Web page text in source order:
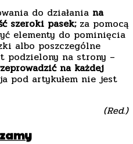
do działania na
szeroki pasek;za pomocą
elementy do pominięcia
albo poszczególne
podzielony na strony –
na każdej
pod artykułem nie jest
(Red.)